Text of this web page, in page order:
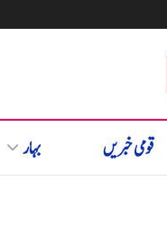
قومی خبریں بہار